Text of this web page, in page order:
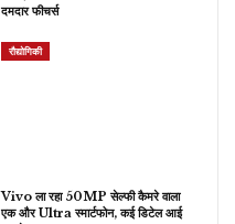
दमदार फीचर्स
रौद्योगिकी
Vivo ला रहा 50MP सेल्फी कैमरे वाला
एक और Ultra स्मार्टफोन, कई डिटेल आई